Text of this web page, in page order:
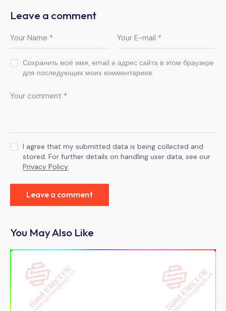
Leave a comment
Сохранить моё имя, email и адрес сайта в этом браузере
для последующих моих комментариев.
I agree that my submitted data is being collected and
stored. For further details on handling user data, see our
Privacy Policy.
You May Also Like